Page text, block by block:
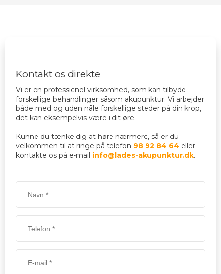
Kontakt os direkte​
​Vi er en professionel virksomhed, som kan tilbyde
forskellige behandlinger såsom akupunktur. Vi arbejder
både med og uden nåle forskellige steder på din krop,
det kan eksempelvis være i dit øre.
Kunne du tænke dig at høre nærmere, så er du
velkommen til at ringe på telefon 98 92 84 64 eller
kontakte os på e-mail info@lades-akupunktur.dk.